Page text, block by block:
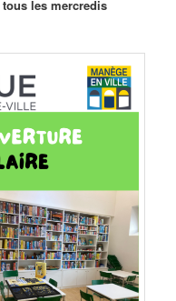
tous les mercredis